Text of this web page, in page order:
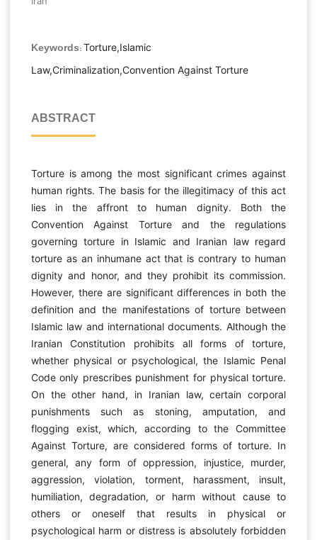
Keywords: Torture,Islamic
Law,Criminalization,Convention Against Torture
ABSTRACT
Torture is among the most significant crimes against
human rights. The basis for the illegitimacy of this act
lies in the affront to human dignity. Both the
Convention Against Torture and the regulations
governing torture in Islamic and Iranian law regard
torture as an inhumane act that is contrary to human
dignity and honor, and they prohibit its commission.
However, there are significant differences in both the
definition and the manifestations of torture between
Islamic law and international documents. Although the
Iranian Constitution prohibits all forms of torture,
whether physical or psychological, the Islamic Penal
Code only prescribes punishment for physical torture.
On the other hand, in Iranian law, certain corporal
punishments such as stoning, amputation, and
flogging exist, which, according to the Committee
Against Torture, are considered forms of torture. In
general, any form of oppression, injustice, murder,
aggression, violation, torment, harassment, insult,
humiliation, degradation, or harm without cause to
others or oneself that results in physical or
psychological harm or distress is absolutely forbidden